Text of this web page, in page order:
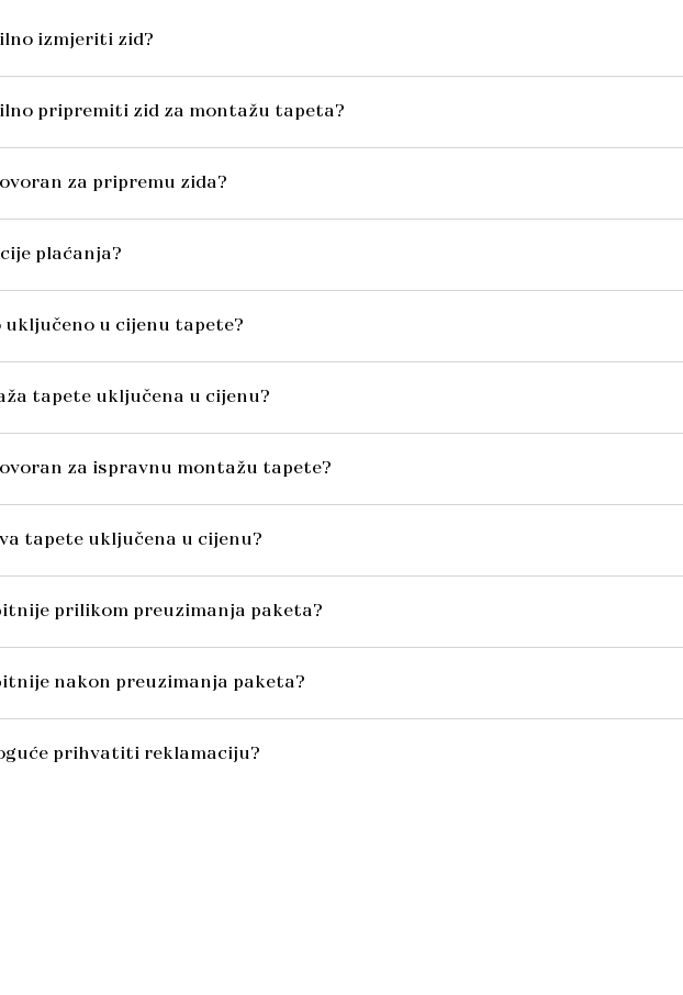
izmjeriti zid?
pripremiti zid za montažu tapeta?
za pripremu zida?
plaćanja?
uključeno u cijenu tapete?
tapete uključena u cijenu?
za ispravnu montažu tapete?
tapete uključena u cijenu?
prilikom preuzimanja paketa?
nakon preuzimanja paketa?
prihvatiti reklamaciju?